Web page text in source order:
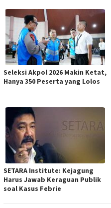
Seleksi Akpol 2026 Makin Ketat,
Hanya 350 Peserta yang Lolos
SETARA Institute: Kejagung
Harus Jawab Keraguan Publik
soal Kasus Febrie